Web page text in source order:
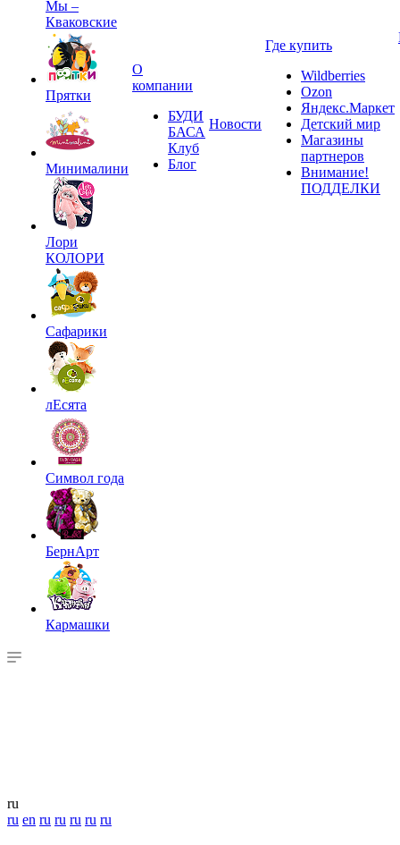
Мы –
Кваковские
Прятки
Минималини
Лори
КОЛОРИ
Сафарики
лЕсята
Символ года
БернАрт
Кармашки
О
компании
БУДИ
БАСА
Клуб
Блог
Новости
Где купить
Wildberries
Ozon
Яндекс.Маркет
Детский мир
Магазины
партнеров
Внимание!
ПОДДЕЛКИ
ru
ru en ru ru ru ru ru